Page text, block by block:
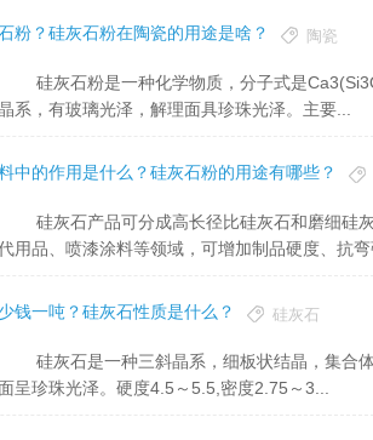
粉？硅灰石粉在陶瓷的用途是啥？ 陶瓷
系，有玻璃光泽，解理面具珍珠光泽。主要...
中的作用是什么？硅灰石粉的用途有哪些？
用品、喷漆涂料等领域，可增加制品硬度、抗
钱一吨？硅灰石性质是什么？ 硅灰石
呈珍珠光泽。硬度4.5～5.5,密度2.75～3...